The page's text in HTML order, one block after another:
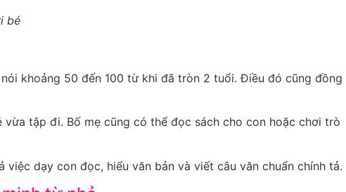
bé
khoảng 50 đến 100 từ khi đã tròn 2 tuổi. Điều đó cũng đồng
tập đi. Bố mẹ cũng có thể đọc sách cho con hoặc chơi trò
dạy con đọc, hiểu văn bản và viết câu văn chuẩn chính tả.